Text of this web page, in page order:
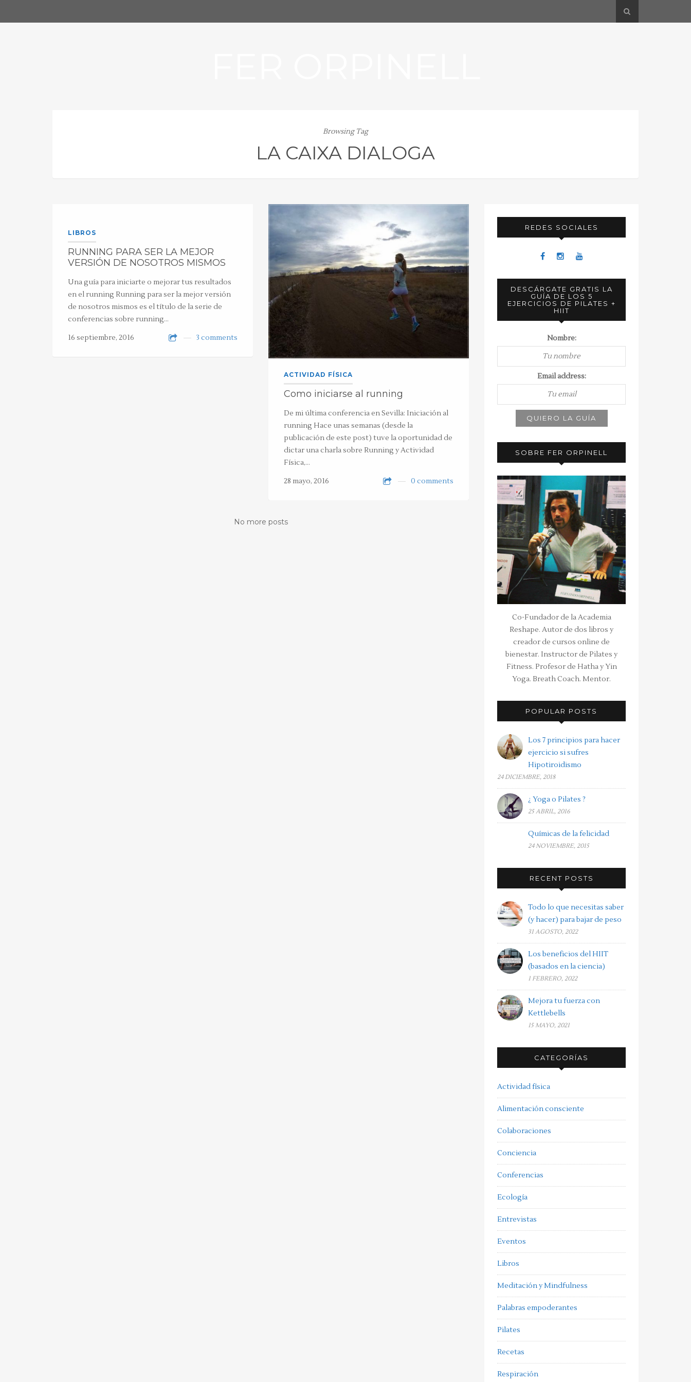
Browsing Tag
LA CAIXA DIALOGA
LIBROS
RUNNING PARA SER LA MEJOR
VERSIÓN DE NOSOTROS MISMOS
Una guía para iniciarte o mejorar tus resultados
en el running Running para ser la mejor versión
de nosotros mismos es el título de la serie de
conferencias sobre running…
16 septiembre, 2016
3 comments
ACTIVIDAD FÍSICA
Como iniciarse al running
De mi última conferencia en Sevilla: Iniciación al
running Hace unas semanas (desde la
publicación de este post) tuve la oportunidad de
dictar una charla sobre Running y Actividad
Física,…
28 mayo, 2016
0 comments
No more posts
REDES SOCIALES
DESCÁRGATE GRATIS LA
GUÍA DE LOS 5
EJERCICIOS DE PILATES +
HIIT
Nombre:
Email address:
SOBRE FER ORPINELL
Co-Fundador de la Academia
Reshape. Autor de dos libros y
creador de cursos online de
bienestar. Instructor de Pilates y
Fitness. Profesor de Hatha y Yin
Yoga. Breath Coach. Mentor.
POPULAR POSTS
Los 7 principios para hacer
ejercicio si sufres
Hipotiroidismo
24 DICIEMBRE, 2018
¿ Yoga o Pilates ?
25 ABRIL, 2016
Químicas de la felicidad
24 NOVIEMBRE, 2015
RECENT POSTS
Todo lo que necesitas saber
(y hacer) para bajar de peso
31 AGOSTO, 2022
Los beneficios del HIIT
(basados en la ciencia)
1 FEBRERO, 2022
Mejora tu fuerza con
Kettlebells
15 MAYO, 2021
CATEGORÍAS
Actividad física
Alimentación consciente
Colaboraciones
Conciencia
Conferencias
Ecología
Entrevistas
Eventos
Libros
Meditación y Mindfulness
Palabras empoderantes
Pilates
Recetas
Respiración